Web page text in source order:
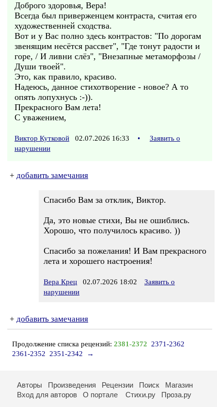
Доброго здоровья, Вера!
Всегда был приверженцем контраста, считая его
художественней сходства.
Вот и у Вас полно здесь контрастов: "По дорогам
звенящим несётся рассвет", "Где тонут радости и
горе, / И ливни слёз", "Внезапные метаморфозы /
Души твоей".
Это, как правило, красиво.
Надеюсь, данное стихотворение - новое? А то
опять лопухнусь :-)).
Прекрасного Вам лета!
С уважением,
Виктор Кутковой 02.07.2026 16:33 •
Заявить о
нарушении
+ добавить замечания
Спасибо Вам за отклик, Виктор.
Да, это новые стихи, Вы не ошиблись.
Хорошо, что получилось красиво. ))
Спасибо за пожелания! И Вам прекрасного
лета и хорошего настроения!
Вера Крец 02.07.2026 18:02
Заявить о
нарушении
+ добавить замечания
Продолжение списка рецензий: 2381-2372
2371-2362
2361-2352
2351-2342 →
Авторы Произведения Рецензии Поиск
Магазин
Вход для авторов
О портале Стихи.ру Проза.ру